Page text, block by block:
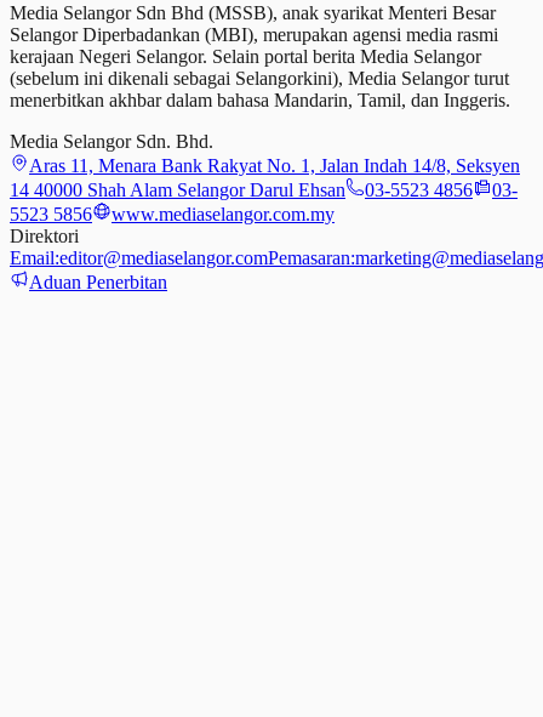
Media Selangor Sdn Bhd (MSSB), anak syarikat Menteri Besar
Selangor Diperbadankan (MBI), merupakan agensi media rasmi
kerajaan Negeri Selangor. Selain portal berita Media Selangor
(sebelum ini dikenali sebagai Selangorkini), Media Selangor turut
menerbitkan akhbar dalam bahasa Mandarin, Tamil, dan Inggeris.
Media Selangor Sdn. Bhd.
Aras 11, Menara Bank Rakyat No. 1, Jalan Indah 14/8, Seksyen
14 40000 Shah Alam Selangor Darul Ehsan
03-5523 4856
03-
5523 5856
www.mediaselangor.com.my
Direktori
Email:editor@mediaselangor.comPemasaran:
Aduan Penerbitan